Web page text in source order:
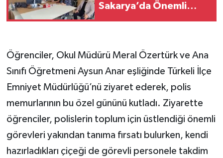
Sakarya’da Önemli
Öğrenciler, Okul Müdürü Meral Özertürk ve Ana
Sınıfı Öğretmeni Aysun Anar eşliğinde Türkeli İlçe
Emniyet Müdürlüğü’nü ziyaret ederek, polis
memurlarının bu özel gününü kutladı. Ziyarette
öğrenciler, polislerin toplum için üstlendiği önemli
görevleri yakından tanıma fırsatı bulurken, kendi
hazırladıkları çiçeği de görevli personele takdim
Tokat Haberleri